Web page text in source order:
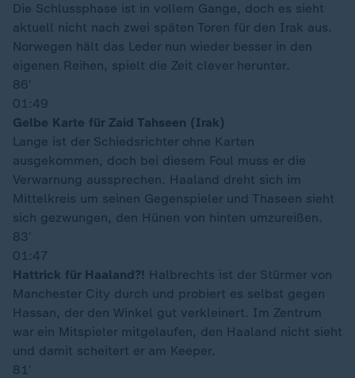
Die Schlussphase ist in vollem Gange, doch es sieht
aktuell nicht nach zwei späten Toren für den Irak aus.
Norwegen hält das Leder nun wieder besser in den
eigenen Reihen, spielt die Zeit clever herunter.
86′
01:49
Gelbe Karte für Zaid Tahseen (Irak)
Lange ist der Schiedsrichter ohne Karten
ausgekommen, doch bei diesem Foul muss er die
Verwarnung aussprechen. Haaland dreht sich im
Mittelkreis um seinen Gegenspieler und Thaseen sieht
sich gezwungen, den Hünen von hinten umzureißen.
83′
01:47
Hattrick für Haaland?! Halbrechts ist der Stürmer von
Manchester City durch und probiert es selbst gegen
Hassan, der den Winkel gut verkleinert. Im Zentrum
war ein Mitspieler mitgelaufen, den Haaland nicht sieht
und damit scheitert er am Keeper.
81′